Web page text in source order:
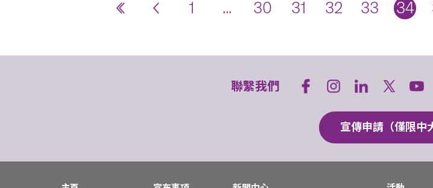
1 ... 30 31 32 33 34
聯繫我們
宣傳申請（僅限中